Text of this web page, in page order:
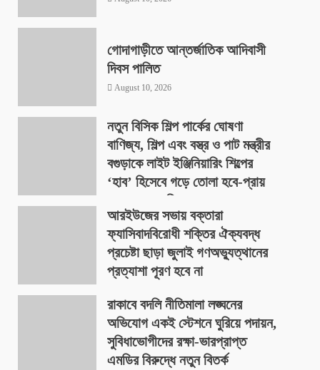
গোদাগাড়ীতে আন্তর্জাতিক আদিবাসী
দিবস পালিত
August 10, 2026
নতুন বিসিক শিল্প পার্কের ঘোষণা
বাণিজ্য, শিল্প এবং বস্ত্র ও পাট মন্ত্রীর
বগুড়াকে লাইট ইঞ্জিনিয়ারিং শিল্পের
‘হাব’ হিসেবে গড়ে তোলা হবে-প্রায়
৪০০ একর জমিতে
August 9, 2026
আরইউজের সভায় বক্তারা
ফ্যাসিবাদবিরোধী শক্তির ঐক্যবদ্ধ
প্রচেষ্টা ছাড়া জুলাই গণঅভ্যুত্থানের
প্রত্যাশা পূরণ হবে না
রাকাবে বদলি নীতিমালা লঙ্ঘনের
অভিযোগ একই স্টেশনে ঘুরিয়ে পদায়ন,
সুবিধাভোগীদের রক্ষা-ভারপ্রাপ্ত
এমডির বিরুদ্ধে নতুন বিতর্ক